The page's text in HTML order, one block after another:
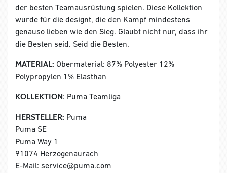
der besten Teamausrüstung spielen. Diese Kollektion
wurde für die designt, die den Kampf mindestens
genauso lieben wie den Sieg. Glaubt nicht nur, dass ihr
die Besten seid. Seid die Besten.
MATERIAL: Obermaterial: 87% Polyester 12%
Polypropylen 1% Elasthan
KOLLEKTION: Puma Teamliga
HERSTELLER: Puma
Puma SE
Puma Way 1
91074 Herzogenaurach
E-Mail: service@puma.com